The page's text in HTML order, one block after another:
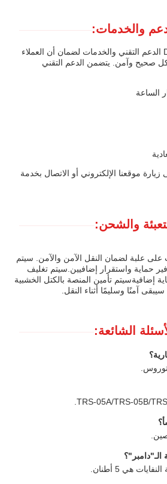
والخدمات:
توفر شركة Dumper Truck الدعم التقني والخدمات لضمان أن العملاء
صحيح وآمن. يتضمن الدعم التقني
الساعة
موقعنا الإلكتروني أو الاتصال بخدمة
والشحن:
على علبة لضمان النقل الآمن والآمن. سيتم
حماية واستقرار إضافيين.سيتم تغليف
إضافيةسيتم تأمين المنصة بالكتل الخشبية
آمنًا وسليمًا أثناء النقل.
الشائعة:
هي 5 أطنان.